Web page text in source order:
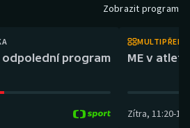
Zobrazit program
odpolední program ME v
Zítra, 11:20-